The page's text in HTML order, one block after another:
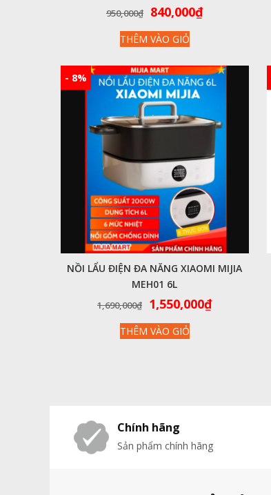
950,000₫
Giá
gốc
là:
840,000₫Giá
840,000₫.
THÊM VÀO GIỎ
- 8%
NỒI LẨU ĐIỆN ĐA NĂNG XIAOMI MIJIA
MEH01 6L
1,690,000₫
Giá
gốc
là:
1,550,000₫Giá
THÊM VÀO GIỎ
Chính hãng
Sản phẩm chính hãng